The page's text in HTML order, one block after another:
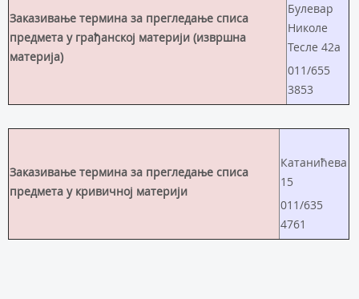
Заказивање термина за прегледање списа
предмета у грађанској материји (извршна
материја)
Булевар
Николе
Тесле 42а
011/655
3853
Заказивање термина за прегледање списа
предмета у кривичној материји
Катанићева
15
011/635
4761